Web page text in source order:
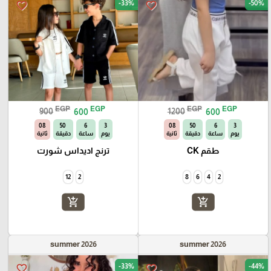
favorite_border -50%
1200 EGP 600 EGP
3
يوم
6
ساعة
50
دقيقة
07
ثانية
طقم CK
2
4
6
8
add_shopping_cart
favorite_border -33%
900 EGP 600 EGP
3
يوم
6
ساعة
50
دقيقة
07
ثانية
ترنج اديداس شورت
2
12
add_shopping_cart
summer 2026
-44%
summer 2026
-33%